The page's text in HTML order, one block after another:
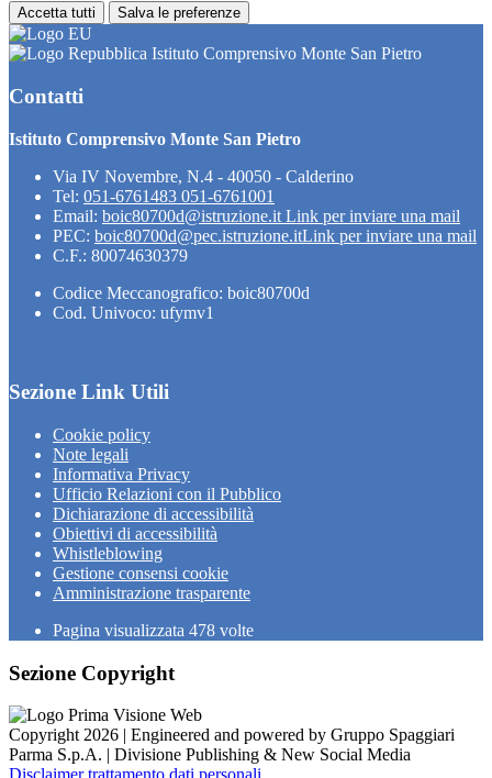
Accetta tutti Salva le preferenze
Istituto Comprensivo Monte San Pietro
Contatti
Istituto Comprensivo Monte San Pietro
Via IV Novembre, N.4 - 40050 - Calderino
Tel: 051-6761483 051-6761001
Email: boic80700d@istruzione.it Link per inviare una mail
PEC: boic80700d@pec.istruzione.itLink per inviare una mail
C.F.: 80074630379
Codice Meccanografico: boic80700d
Cod. Univoco: ufymv1
Sezione Link Utili
Cookie policy
Note legali
Informativa Privacy
Ufficio Relazioni con il Pubblico
Dichiarazione di accessibilità
Obiettivi di accessibilità
Whistleblowing
Gestione consensi cookie
Amministrazione trasparente
Pagina visualizzata 478 volte
Sezione Copyright
Copyright 2026 | Engineered and powered by Gruppo Spaggiari
Parma S.p.A. | Divisione Publishing & New Social Media